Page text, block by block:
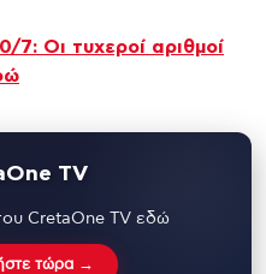
Οι τυχεροί αριθμοί
TV
CretaOne TV εδώ
τώρα →